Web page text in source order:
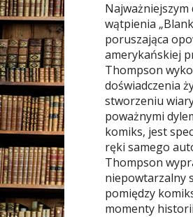
Najważniejszym
wątpienia
poruszająca
amerykańskiej
Thompson
doświadczenia
stworzeniu
poważnymi
komiks, jest
ręki samego
Thompson
niepowtarzalny
pomiędzy
momenty